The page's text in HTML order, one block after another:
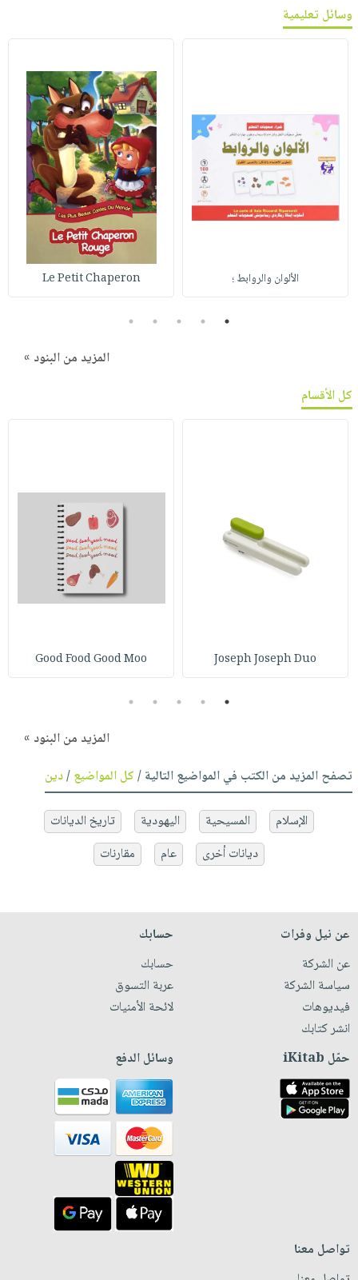
وسائل تعليمية
الألوان والروابط ؛ Le Petit Chaperon
1
2
3
4
5
المزيد من البنود »
كل الأقسام
Joseph Joseph Duo
Good Food Good Moo
1
2
3
4
5
المزيد من البنود »
تصفح المزيد من الكتب في المواضيع التالية /كل المواضيع/دين
الإسلام المسيحية اليهودية
تاريخ الديانات
ديانات أخرى
عام مقارنات
عن نيل وفرات
عن الشركة
سياسة الشركة
فيديوهات
انشر كتابك
حسابك
حسابك
عربة التسوق
لائحة الأمنيات
حمّل iKitab وسائل الدفع
تواصل معنا